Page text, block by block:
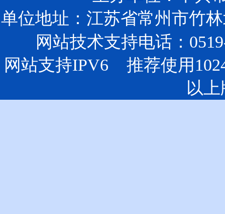
单位地址：江苏省常州市竹
网站技术支持电话：
网站支持IPV6 推荐使用
以